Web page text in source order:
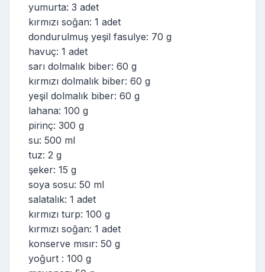
yumurta: 3 adet
kırmızı soğan: 1 adet
dondurulmuş yeşil fasulye: 70 g
havuç: 1 adet
sarı dolmalık biber: 60 g
kırmızı dolmalık biber: 60 g
yeşil dolmalık biber: 60 g
lahana: 100 g
pirinç: 300 g
su: 500 ml
tuz: 2 g
şeker: 15 g
soya sosu: 50 ml
salatalık: 1 adet
kırmızı turp: 100 g
kırmızı soğan: 1 adet
konserve mısır: 50 g
yoğurt : 100 g